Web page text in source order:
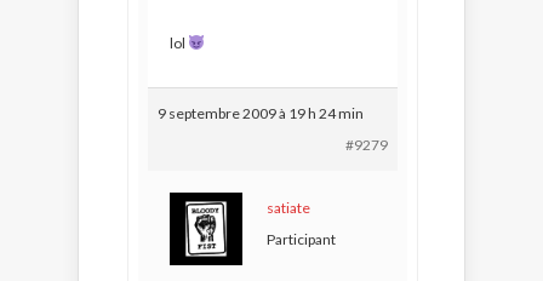
lol
9 septembre 2009 à 19 h 24 min
#9279
satiate
Participant